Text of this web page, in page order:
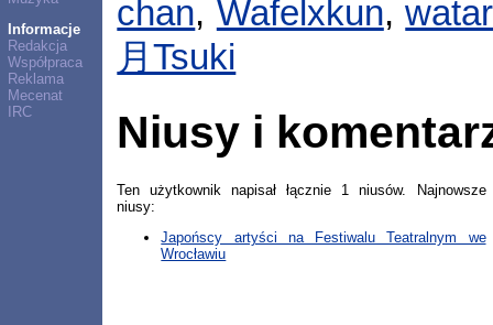
Informacje
Redakcja
Współpraca
Reklama
Mecenat
IRC
chan, Wafelxkun,
月Tsuki
Niusy i
Ten użytkownik napisał łącznie 1 niusów. Najnowsze
niusy:
Japońscy artyści na Festiwalu Teatralnym we
Wrocławiu